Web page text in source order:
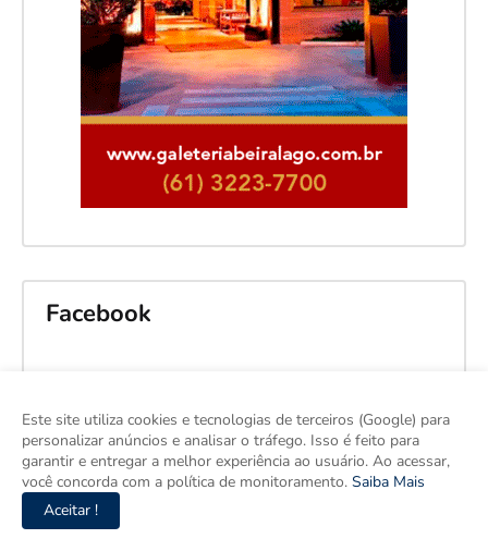
Facebook
Este site utiliza cookies e tecnologias de terceiros (Google) para
personalizar anúncios e analisar o tráfego. Isso é feito para
garantir e entregar a melhor experiência ao usuário. Ao acessar,
você concorda com a política de monitoramento. Saiba Mais
Aceitar !